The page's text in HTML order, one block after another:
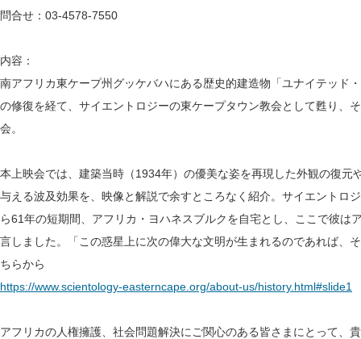
問合せ：03-4578-7550
内容：
南アフリカ東ケープ州グッケバハにある歴史的建造物「ユナイテッド
の修復を経て、サイエントロジーの東ケープタウン教会として甦り、
会。
本上映会では、建築当時（1934年）の優美な姿を再現した外観の復元
与える波及効果を、映像と解説で余すところなく紹介。サイエントロ
ら61年の短期間、アフリカ・ヨハネスブルクを自宅とし、ここで彼は
言しました。「この惑星上に次の偉大な文明が生まれるのであれば、
ちらから
https://www.scientology-easterncape.org/about-us/history.html#slide1
アフリカの人権擁護、社会問題解決にご関心のある皆さまにとって、